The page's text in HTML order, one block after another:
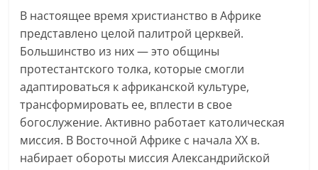
В настоящее время христианство в Африке
представлено целой палитрой церквей.
Большинство из них — это общины
протестантского толка, которые смогли
адаптироваться к африканской культуре,
трансформировать ее, вплести в свое
богослужение. Активно работает католическая
миссия. В Восточной Африке с начала XX в.
набирает обороты миссия Александрийской